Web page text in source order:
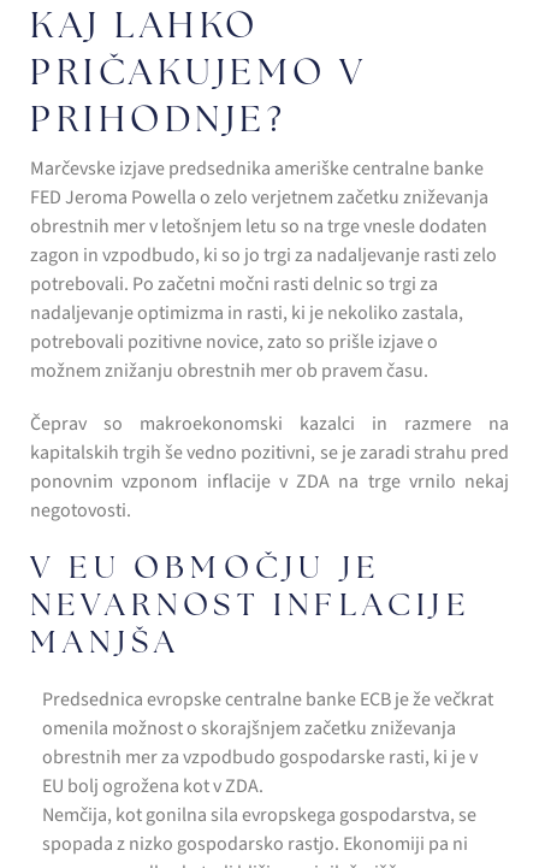
KAJ LAHKO
PRIČAKUJEMO V
PRIHODNJE?
Marčevske izjave predsednika ameriške centralne banke
FED Jeroma Powella o zelo verjetnem začetku zniževanja
obrestnih mer v letošnjem letu so na trge vnesle dodaten
zagon in vzpodbudo, ki so jo trgi za nadaljevanje rasti zelo
potrebovali. Po začetni močni rasti delnic so trgi za
nadaljevanje optimizma in rasti, ki je nekoliko zastala,
potrebovali pozitivne novice, zato so prišle izjave o
možnem znižanju obrestnih mer ob pravem času.
Čeprav so makroekonomski kazalci in razmere na
kapitalskih trgih še vedno pozitivni, se je zaradi strahu pred
ponovnim vzponom inflacije v ZDA na trge vrnilo nekaj
negotovosti.
V EU OBMOČJU JE
NEVARNOST INFLACIJE
MANJŠA
Predsednica evropske centralne banke ECB je že večkrat
omenila možnost o skorajšnjem začetku zniževanja
obrestnih mer za vzpodbudo gospodarske rasti, ki je v
EU bolj ogrožena kot v ZDA.
Nemčija, kot gonilna sila evropskega gospodarstva, se
spopada z nizko gospodarsko rastjo. Ekonomiji pa ni